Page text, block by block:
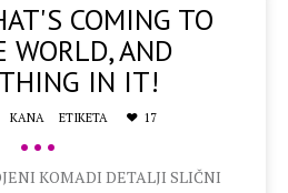
COMING TO
WORLD, AND
IN IT!
KANA ETIKETA 17
•••
KOMADI DETALJI SLIČNI